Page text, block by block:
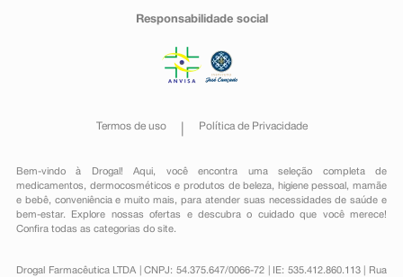
Responsabilidade social
Termos de uso Política de Privacidade
Bem-vindo à Drogal! Aqui, você encontra uma seleção completa de
medicamentos , dermocosméticos e produtos de beleza, higiene pessoal ,mamãe
e bebê, conveniênciae muito mais, para atender suas necessidades de saúde e
bem-estar. Explore nossas ofertas e descubra o cuidado que você merece!
Confira todas as categorias do site.
Drogal Farmacêutica LTDA | CNPJ: 54.375.647/0066-72 | IE: 535.412.860.113 | Rua